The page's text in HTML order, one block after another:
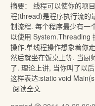
摘要： 线程可以使你的项
程(thread)是程序执行流的
制流程. 每个程序最少有一
以使用 System.Threading
操作.单线程操作想象着你
然后就坐在饭桌上等. 当厨
了. 理论上讲, 当你叫了以
这样表达:static void
阅读全文